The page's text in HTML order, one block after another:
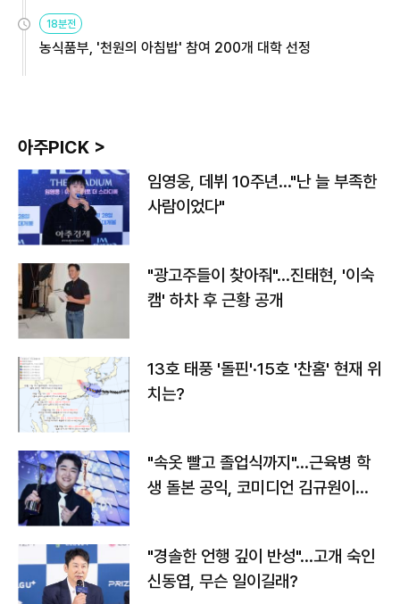
원
18분전
농식품부, '천원의 아침밥' 참여 200개 대학 선정
아주PICK >
임영웅, 데뷔 10주년…"난 늘 부족한
사람이었다"
"광고주들이 찾아줘"…진태현, '이숙
캠' 하차 후 근황 공개
13호 태풍 '돌핀'·15호 '찬홈' 현재 위
치는?
"속옷 빨고 졸업식까지"…근육병 학
생 돌본 공익, 코미디언 김규원이었
"경솔한 언행 깊이 반성"…고개 숙인
신동엽, 무슨 일이길래?